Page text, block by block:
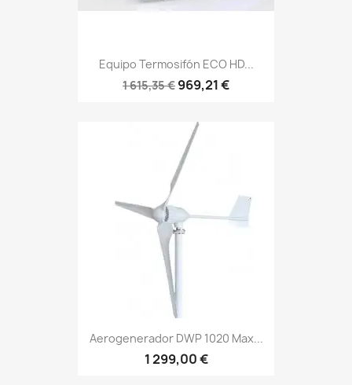
Equipo Termosifón ECO HD...
1 615,35 € 969,21 €
Aerogenerador DWP 1020 Max...
1 299,00 €